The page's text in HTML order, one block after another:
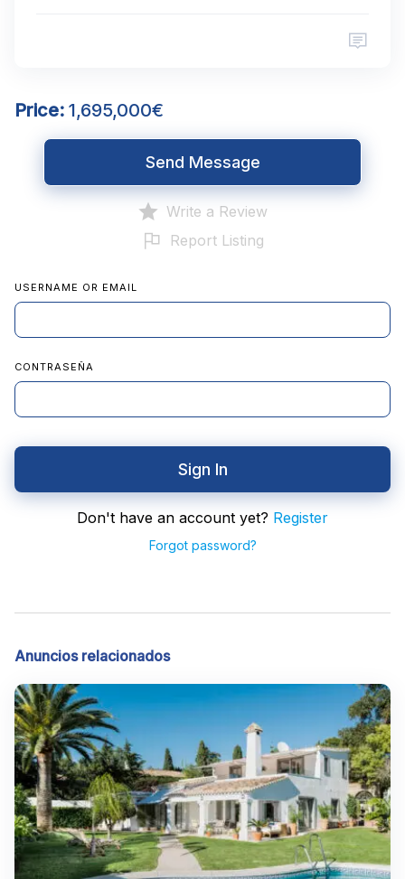
Price: 1,695,000€
Send Message
Write a Review
Report Listing
USERNAME OR EMAIL
CONTRASEÑA
Sign In
Don't have an account yet? Register
Forgot password?
Anuncios relacionados